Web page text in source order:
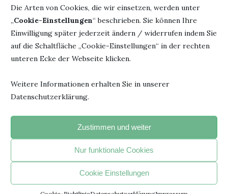
Die Arten von Cookies, die wir einsetzen, werden unter
„Cookie-Einstellungen“ beschrieben. Sie können Ihre
Einwilligung später jederzeit ändern / widerrufen indem Sie
auf die Schaltfläche „Cookie-Einstellungen“ in der rechten
unteren Ecke der Webseite klicken.
Weitere Informationen erhalten Sie in unserer
Datenschutzerklärung.
Zustimmen und weiter
Nur funktionale Cookies
Cookie Einstellungen
"Jedesmal, wenn du ein Buch fortgelegt hast und beginnst, den
Faden eigener Gedanken zu spinnen, hat das Buch seinen
beabsichtigten Zweck erreicht".
- Janusz Korczak –